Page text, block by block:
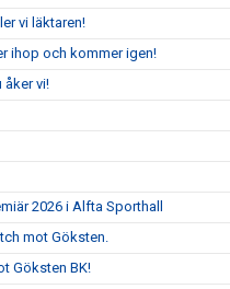
vi läktaren!
ihop och kommer igen!
åker vi!
2026 i Alfta Sporthall
mot Göksten.
Göksten BK!